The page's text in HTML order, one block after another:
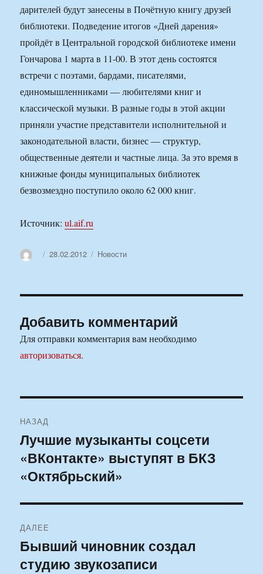
дарителей будут занесены в Почётную книгу друзей
библиотеки. Подведение итогов «Дней дарения»
пройдёт в Центральной городской библиотеке имени
Гончарова 1 марта в 11-00. В этот день состоятся
встречи с поэтами, бардами, писателями,
единомышленниками — любителями книг и
классической музыки. В разные годы в этой акции
приняли участие представители исполнительной и
законодательной власти, бизнес — структур,
общественные деятели и частные лица. За это время в
книжные фонды муниципальных библиотек
безвозмездно поступило около 62 000 книг.
Источник:ul.aif.ru
АвторОпубликовано
28.02.2012 Рубрики
Новости
Добавить комментарий
Для отправки комментария вам необходимо
авторизоваться.
по
записям
НАЗАД
Предыдущая
запись:
Лучшие музыканты соцсети
«ВКонтакте» выступят в БКЗ
«Октябрьский»
ДАЛЕЕ
Следующая
запись:
Бывший чиновник создал
студию звукозаписи